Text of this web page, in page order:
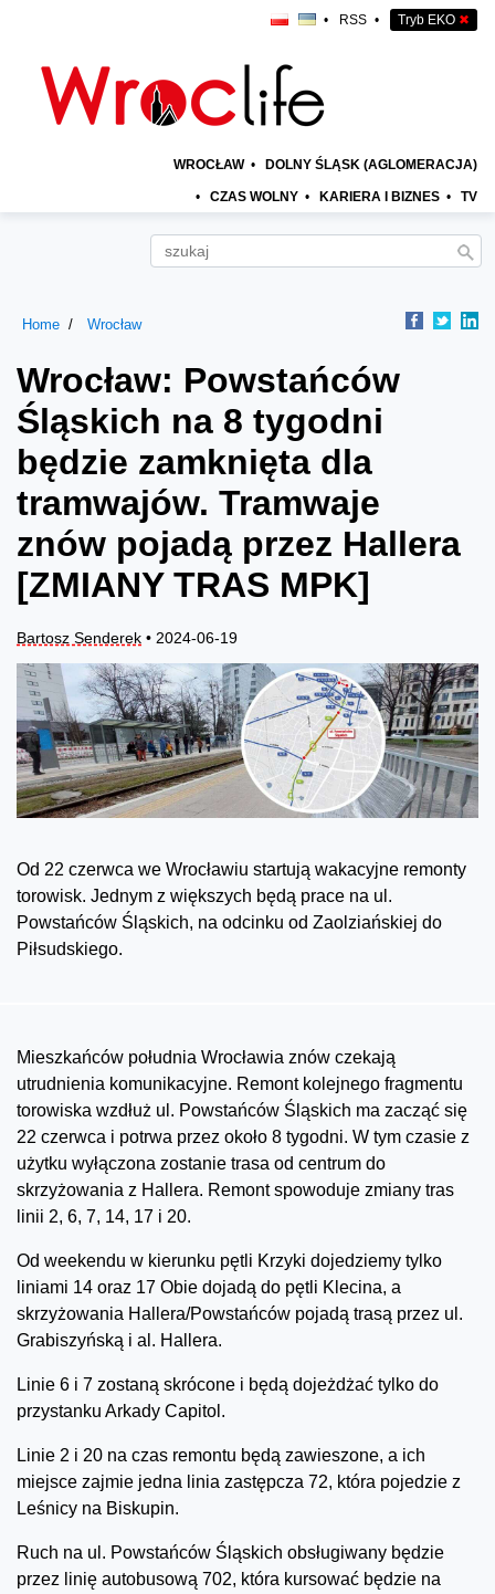
• RSS • Tryb EKO ✖
WROCŁAW • DOLNY ŚLĄSK (AGLOMERACJA)
• CZAS WOLNY • KARIERA I BIZNES • TV
Home Wrocław
Wrocław: Powstańców
Śląskich na 8 tygodni
będzie zamknięta dla
tramwajów. Tramwaje
znów pojadą przez Hallera
[ZMIANY TRAS MPK]
Bartosz Senderek • 2024-06-19
Od 22 czerwca we Wrocławiu startują wakacyjne remonty
torowisk. Jednym z większych będą prace na ul.
Powstańców Śląskich, na odcinku od Zaolziańskiej do
Piłsudskiego.
Mieszkańców południa Wrocławia znów czekają
utrudnienia komunikacyjne. Remont kolejnego fragmentu
torowiska wzdłuż ul. Powstańców Śląskich ma zacząć się
22 czerwca i potrwa przez około 8 tygodni. W tym czasie z
użytku wyłączona zostanie trasa od centrum do
skrzyżowania z Hallera. Remont spowoduje zmiany tras
linii 2, 6, 7, 14, 17 i 20.
Od weekendu w kierunku pętli Krzyki dojedziemy tylko
liniami 14 oraz 17 Obie dojadą do pętli Klecina, a
skrzyżowania Hallera/Powstańców pojadą trasą przez ul.
Grabiszyńską i al. Hallera.
Linie 6 i 7 zostaną skrócone i będą dojeżdżać tylko do
przystanku Arkady Capitol.
Linie 2 i 20 na czas remontu będą zawieszone, a ich
miejsce zajmie jedna linia zastępcza 72, która pojedzie z
Leśnicy na Biskupin.
Ruch na ul. Powstańców Śląskich obsługiwany będzie
przez linię autobusową 702, która kursować będzie na